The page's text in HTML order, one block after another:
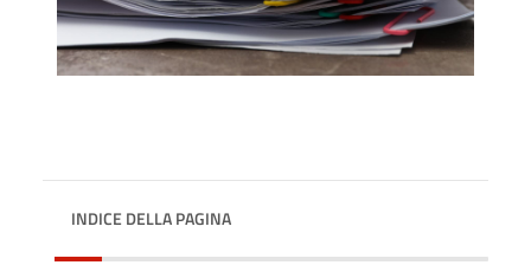
INDICE DELLA PAGINA